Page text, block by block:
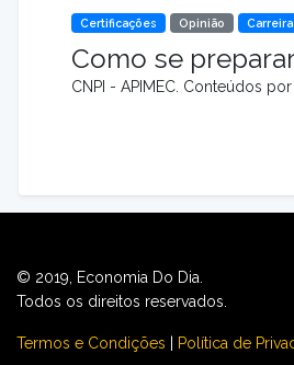
Certificações Opinião
Como se
CNPI - APIMEC. Conteúdos
© 2019, Economia Do Dia.
Todos os direitos reservados.
Termos e Condições Política de